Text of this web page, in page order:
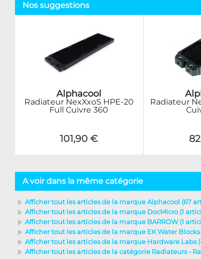
Nos suggestions
Alphacool
Radiateur NexXxoS HPE-20
Full Cuivre 360
101,90 €
Radiateur
A voir dans la même catégorie
Afficher tout les articles de la marque Alphacool (67
Afficher tout les articles de la marque DocMicro (1
Afficher tout les articles de la marque BARROW (1
Afficher tout les articles de la marque EK Water Blocks
Afficher tout les articles de la marque Hardware Labs
Afficher tout les articles de la catégorie Radiateurs -